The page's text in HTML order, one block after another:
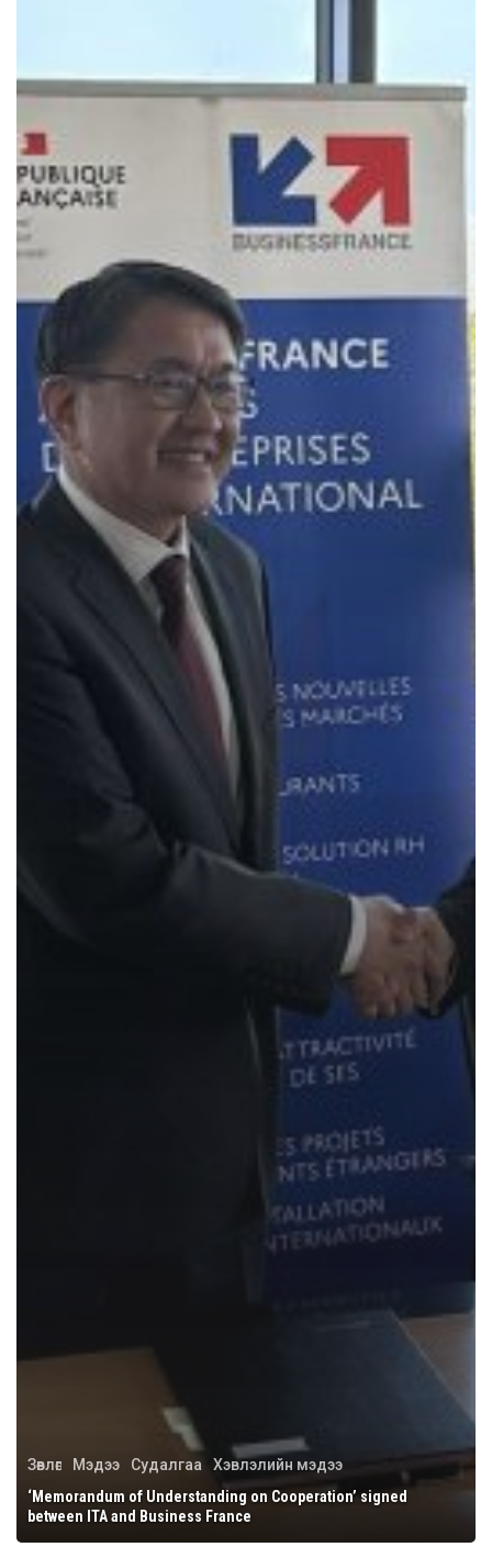
Зөвлөгөө Мэдээ Судалгаа
Хэвлэлийн мэдээ
‘Memorandum of Understanding on Cooperation’ signed
between ITA and Business France